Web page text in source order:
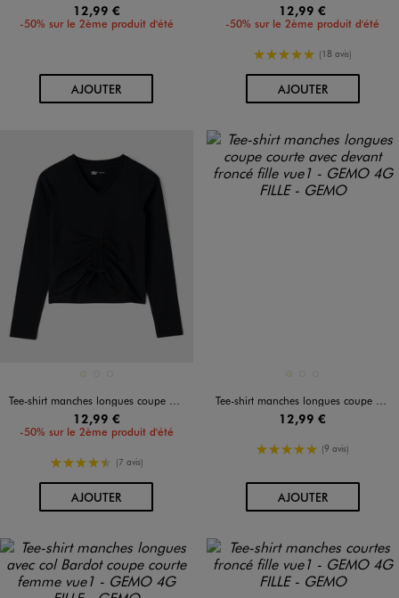
12,99 €
-50% sur le 2ème produit d'été
AJOUTERAU PANIER
12,99 €
-50% sur le 2ème produit d'été
5/5 de moyenne
(18 avis)
AJOUTERAU PANIER
Tee-shirt manches longues coupe courte avec devant froncé fille
12,99 €
-50% sur le 2ème produit d'été
4.5/5 de moyenne
(7 avis)
AJOUTERAU PANIER
Tee-shirt manches longues coupe courte avec devant froncé fille
12,99 €
5/5 de moyenne
(9 avis)
AJOUTERAU PANIER